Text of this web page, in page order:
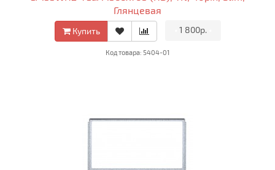
Глянцевая
Купить 1 800р.
Код товара: 5404-01